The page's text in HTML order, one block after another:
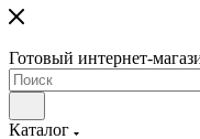
Готовый интернет-
Каталог